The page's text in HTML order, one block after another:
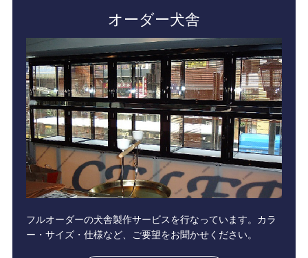
オーダー犬舎
フルオーダーの犬舎製作サービスを行なっています。カラ
ー・サイズ・仕様など、ご要望をお聞かせください。